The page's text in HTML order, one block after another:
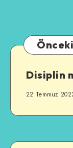
Disiplin
22 Temmuz